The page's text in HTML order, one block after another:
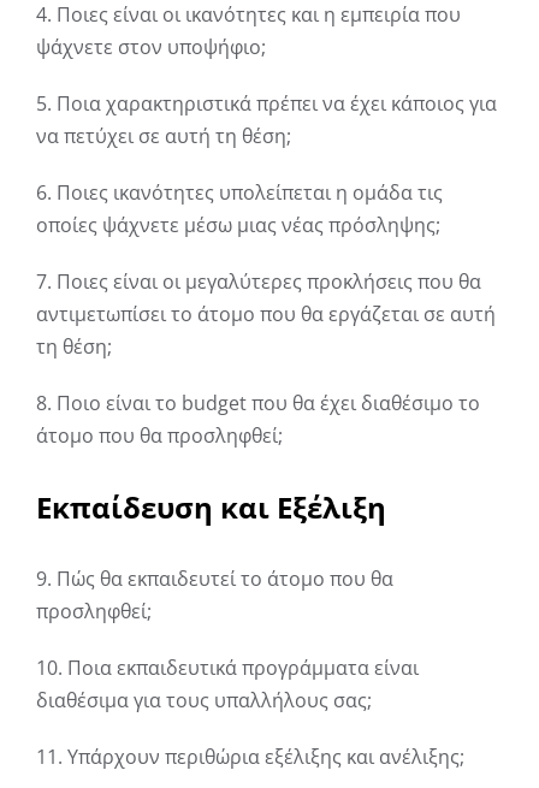
4. Ποιες είναι οι ικανότητες και η εμπειρία που
ψάχνετε στον υποψήφιο;
5. Ποια χαρακτηριστικά πρέπει να έχει κάποιος για
να πετύχει σε αυτή τη θέση;
6. Ποιες ικανότητες υπολείπεται η ομάδα τις
οποίες ψάχνετε μέσω μιας νέας πρόσληψης;
7. Ποιες είναι οι μεγαλύτερες προκλήσεις που θα
αντιμετωπίσει το άτομο που θα εργάζεται σε αυτή
τη θέση;
8. Ποιο είναι το budget που θα έχει διαθέσιμο το
άτομο που θα προσληφθεί;
Εκπαίδευση και Εξέλιξη
9. Πώς θα εκπαιδευτεί το άτομο που θα
προσληφθεί;
10. Ποια εκπαιδευτικά προγράμματα είναι
διαθέσιμα για τους υπαλλήλους σας;
11. Υπάρχουν περιθώρια εξέλιξης και ανέλιξης;